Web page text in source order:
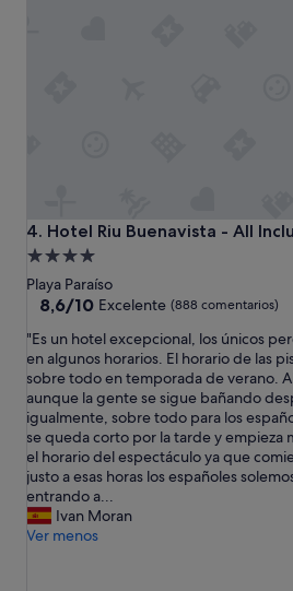
v
e
w
h
e
c
h
e
c
k
i
n
a
n
4. Hotel Riu Buenavista - All
Hotel Riu Buenavista - All
Alojamiento
de
4.0 estrellas
Playa Paraíso
8.6
10,
Excelente,
(888 comentarios)
8,6/10 Excelente (888 comentarios)
"
E
s
u
n
h
o
t
e
l
e
"Es un hotel excepcional, los únicos
en algunos horarios. El horario de las
sobre todo en temporada de verano.
aunque la gente se sigue bañando
igualmente, sobre todo para los
se queda corto por la tarde y empieza
el horario del espectáculo ya que
justo a esas horas los españoles
entrando a...
Ivan Moran
Ver menos